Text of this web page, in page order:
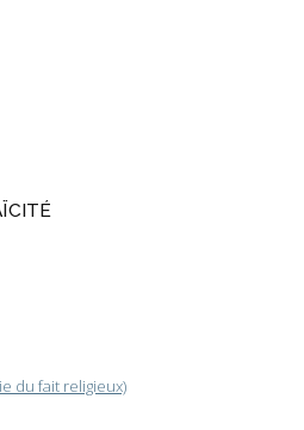
du fait religieux)